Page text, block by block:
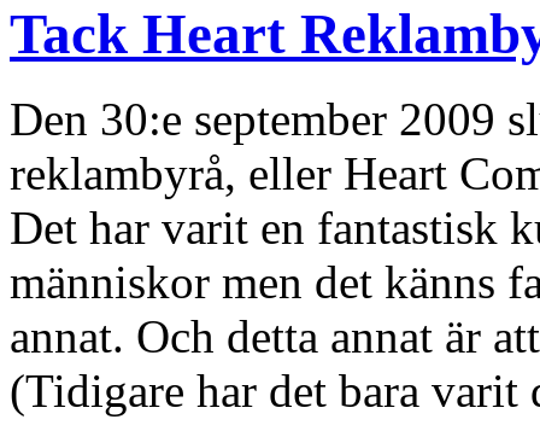
Tack Heart
Den 30:e september 2009
reklambyrå, eller Heart
Det har varit en fantastisk
människor men det känns
annat. Och detta annat är
(Tidigare har det bara